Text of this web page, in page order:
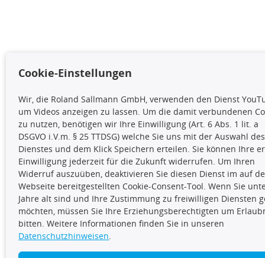
Cookie-Einstellungen
Wir, die Roland Sallmann GmbH, verwenden den Dienst
um Videos anzeigen zu lassen. Um die damit verbundenen
zu nutzen, benötigen wir Ihre Einwilligung (Art. 6 Abs. 1 lit. a
DSGVO i.V.m. § 25 TTDSG) welche Sie uns mit der Auswahl des
Dienstes und dem Klick Speichern erteilen. Sie können Ihre
Einwilligung jederzeit für die Zukunft widerrufen. Um Ihren
Widerruf auszuüben, deaktivieren Sie diesen Dienst im auf
Webseite bereitgestellten Cookie-Consent-Tool. Wenn Sie
Jahre alt sind und Ihre Zustimmung zu freiwilligen Diensten
möchten, müssen Sie Ihre Erziehungsberechtigten um
bitten. Weitere Informationen finden Sie in unseren
Datenschutzhinweisen